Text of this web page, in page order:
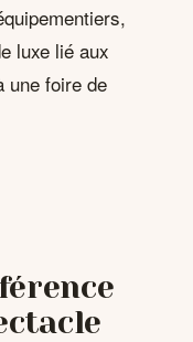
luxe lié aux
une foire de